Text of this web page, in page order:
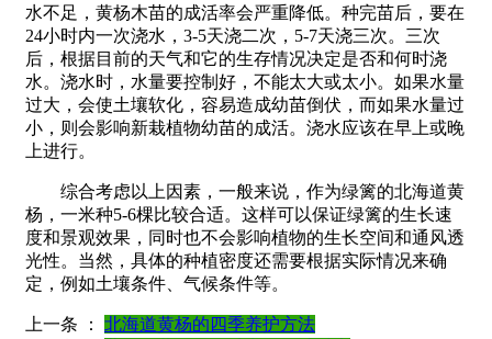
水不足，黄杨木苗的成活率会严重降低。种完苗后，要在
24小时内一次浇水，3-5天浇二次，5-7天浇三次。三次
后，根据目前的天气和它的生存情况决定是否和何时浇
水。浇水时，水量要控制好，不能太大或太小。如果水量
过大，会使土壤软化，容易造成幼苗倒伏，而如果水量过
小，则会影响新栽植物幼苗的成活。浇水应该在早上或晚
上进行。
综合考虑以上因素，一般来说，作为绿篱的北海道黄
杨，一米种5-6棵比较合适。这样可以保证绿篱的生长速
度和景观效果，同时也不会影响植物的生长空间和通风透
光性。当然，具体的种植密度还需要根据实际情况来确
定，例如土壤条件、气候条件等。
上一条 ：
北海道黄杨的四季养护方法